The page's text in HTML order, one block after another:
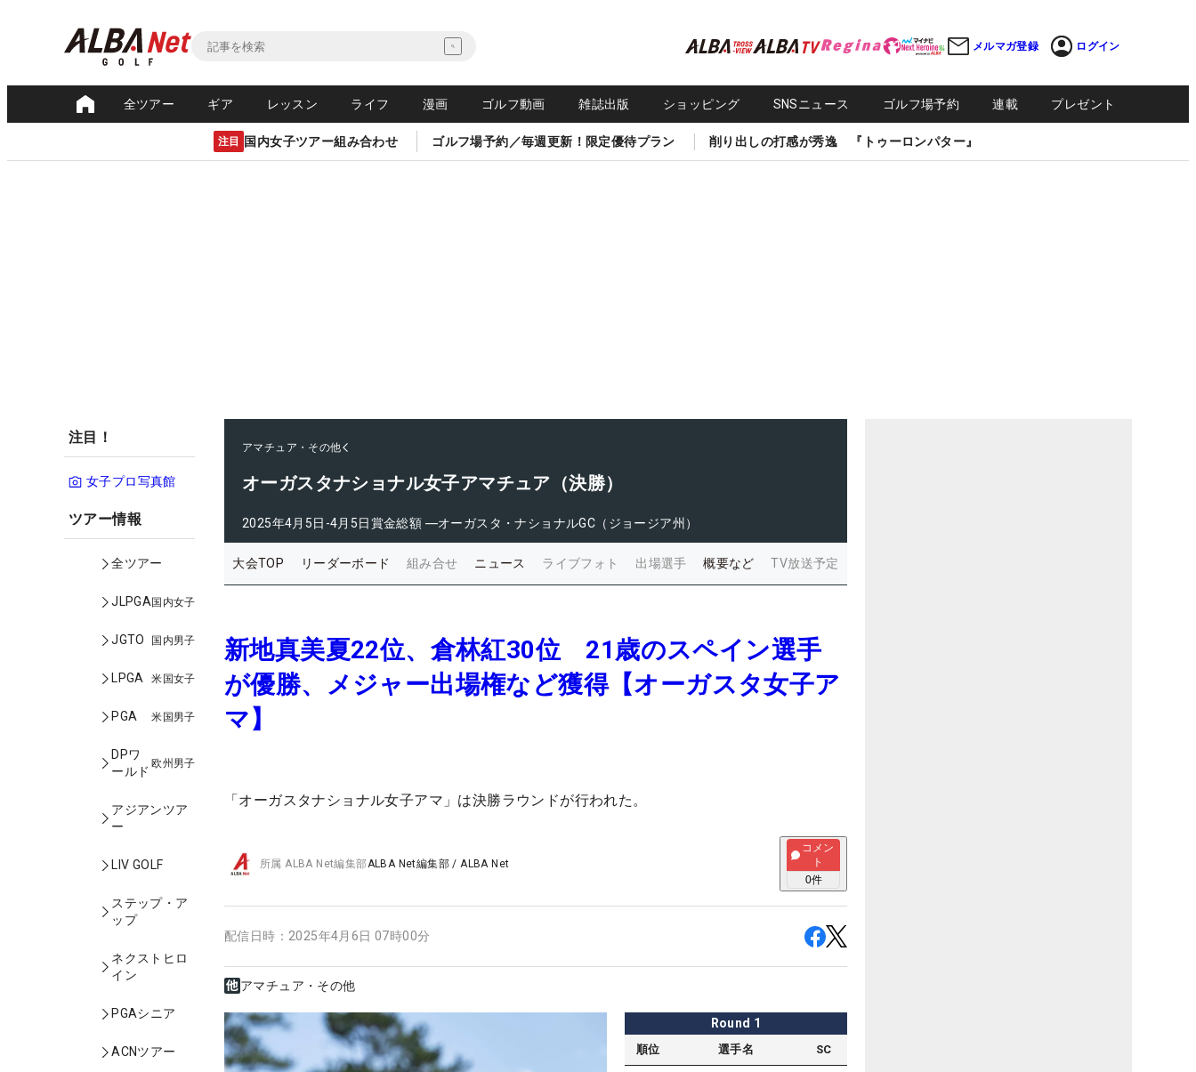
メルマガ登録 ログイン
全ツアー ギア レッスン ライフ 漫画 ゴルフ動画 雑誌出版 ショッピング SNSニュース ゴルフ場予約 連載 プレゼント
注目 国内女子ツアー組み合わせ ゴルフ場予約／毎週更新！限定優待プラン 削り出しの打感が秀逸 『トゥーロンパター』
注目！
女子プロ写真館
ツアー情報
全ツアー
JLPGA国内女子
JGTO 国内男子
LPGA 米国女子
PGA 米国男子
DPワ
ールド
欧州男子
アジアンツア
ー
LIV GOLF
ステップ・ア
ップ
ネクストヒロ
イン
PGAシニア
ACNツアー
アマチュア・その他
オーガスタナショナル女子アマチュア（決勝）
2025年4月5日-4月5日賞金総額 ―オーガスタ・ナショナルGC（ジョージア州）
大会TOP リーダーボード 組み合せ ニュース ライブフォト 出場選手 概要など TV放送予定
新地真美夏22位、倉林紅30位 21歳のスペイン選手
が優勝、メジャー出場権など獲得【オーガスタ女子ア
マ】
「オーガスタナショナル女子アマ」は決勝ラウンドが行われた。
所属ALBA Net編集部ALBA Net編集部 /ALBA Net
コメン
ト
0件
配信日時： 2025年4月6日 07時00分
アマチュア・その他
Round 1
順位 選手名 SC